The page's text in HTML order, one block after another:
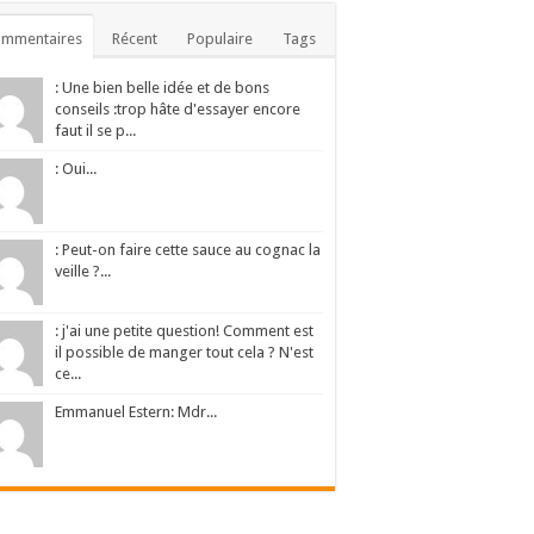
Récent Populaire Tags
: Une bien belle idée et de bons
conseils :trop hâte d'essayer encore
faut il se p...
: Oui...
: Peut-on faire cette sauce au cognac la
veille ?...
: j'ai une petite question! Comment est
il possible de manger tout cela ? N'est
ce...
Emmanuel Estern: Mdr...